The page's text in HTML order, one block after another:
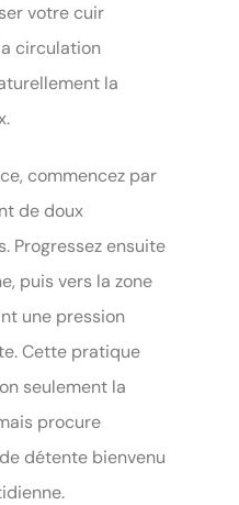
votre cuir
circulation
la
commencez par
de doux
Progressez ensuite
puis vers la zone
une pression
Cette pratique
seulement la
procure
détente bienvenu